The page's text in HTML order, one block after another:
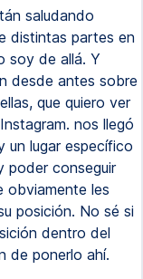
saludando
distintas partes en
soy de allá. Y
desde antes sobre
que quiero ver
nos llegó
un lugar específico
poder conseguir
obviamente les
posición. No sé si
dentro del
de ponerlo ahí.